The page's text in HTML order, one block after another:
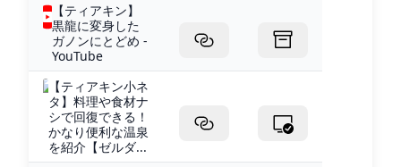
【ティアキン】
黒龍に変身した
ガノンにとどめ -
YouTube
【ティアキン小ネ
タ】料理や食材ナ
シで回復できる！
かなり便利な温泉
を紹介【ゼルダ...